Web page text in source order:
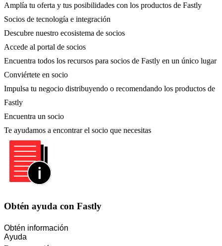
Amplía tu oferta y tus posibilidades con los productos de Fastly
Socios de tecnología e integración
Descubre nuestro ecosistema de socios
Accede al portal de socios
Encuentra todos los recursos para socios de Fastly en un único lugar
Conviértete en socio
Impulsa tu negocio distribuyendo o recomendando los productos de
Fastly
Encuentra un socio
Te ayudamos a encontrar el socio que necesitas
Obtén ayuda con Fastly
Obtén información
Ayuda